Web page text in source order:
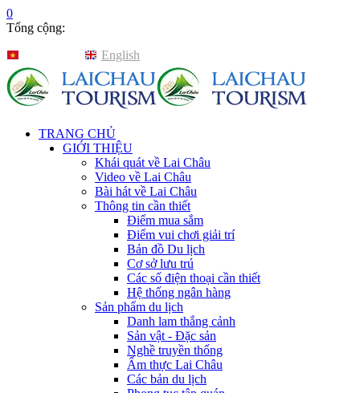
0
Tổng cộng:
English
TRANG CHỦ
GIỚI THIỆU
Khái quát về Lai Châu
Video về Lai Châu
Bài hát về Lai Châu
Thông tin cần thiết
Điểm mua sắm
Điểm vui chơi giải trí
Bản đồ Du lịch
Cơ sở lưu trú
Các số điện thoại cần thiết
Hệ thống ngân hàng
Sản phẩm du lịch
Danh lam thắng cảnh
Sản vật - Đặc sản
Nghề truyền thống
Ẩm thực Lai Châu
Các bản du lịch